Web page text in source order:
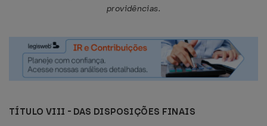
providências.
TÍTULO VIII - DAS DISPOSIÇÕES FINAIS